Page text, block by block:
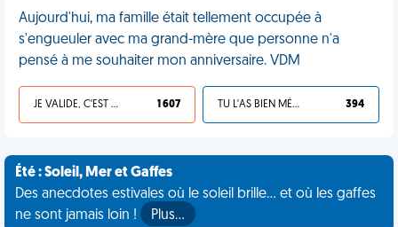
Aujourd'hui, ma famille était tellement occupée à
s'engueuler avec ma grand-mère que personne n'a
pensé à me souhaiter mon anniversaire. VDM
JE VALIDE, C'EST UNE VDM 1 607 TU L'AS BIEN MÉRITÉ 394
Été : Soleil, Mer et Gaffes
Des anecdotes estivales où le soleil brille... et où les gaffes
ne sont jamais loin !
Plus…